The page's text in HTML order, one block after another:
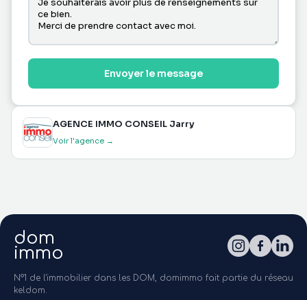
Envoyer le message
AGENCE IMMO CONSEIL Jarry
Voir l'agence →
dom
immo
N°1 de l'immobilier dans les DOM, domimmo fait partie du réseau
keldom.